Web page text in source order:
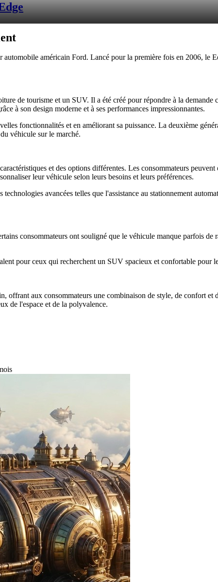
américain Ford. Lancé pour la première fois en 2006, le
de tourisme et un SUV. Il a été créé pour répondre à la demande
à son design moderne et à ses performances impressionnantes.
fonctionnalités et en améliorant sa puissance. La deuxième
véhicule sur le marché.
et des options différentes. Les consommateurs
leur véhicule selon leurs besoins et leurs préférences.
avancées telles que l'assistance au stationnement
consommateurs ont souligné que le véhicule manque parfois
pour ceux qui recherchent un SUV spacieux et confortable pour
aux consommateurs une combinaison de style, de confort et
de l'espace et de la polyvalence.